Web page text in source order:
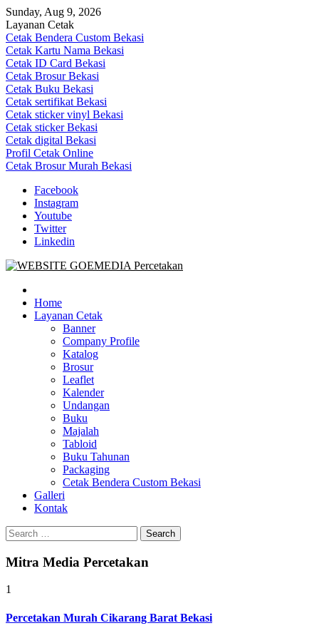
Skip
to
content
Sunday, Aug 9, 2026
Layanan Cetak
Cetak Bendera Custom Bekasi
Cetak Kartu Nama Bekasi
Cetak ID Card Bekasi
Cetak Brosur Bekasi
Cetak Buku Bekasi
Cetak sertifikat Bekasi
Cetak sticker vinyl Bekasi
Cetak sticker Bekasi
Cetak digital Bekasi
Profil Cetak Online
Cetak Brosur Murah Bekasi
Facebook
Instagram
Youtube
Twitter
Linkedin
Goe Media Percetakan | 0822-4439-5599 (Call/WA)
0822-4439-5599 (Call/WA) Percetakan jasa cetak banner buku yasin
invoice kartu nama label map nota spanduk stiker undangan
pernikahan murah online 24 jam
Home
Layanan Cetak
Banner
Company Profile
Katalog
Brosur
Leaflet
Kalender
Undangan
Buku
Majalah
Tabloid
Buku Tahunan
Packaging
Cetak Bendera Custom Bekasi
Galleri
Kontak
Search
for:
Mitra Media Percetakan
1
Percetakan Murah Cikarang Barat Bekasi